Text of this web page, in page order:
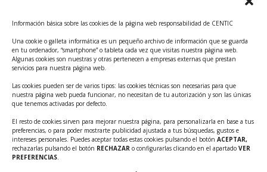
Información básica sobre las cookies de la página web responsabilidad de CENTIC
Una cookie o galleta informática es un pequeño archivo de información que se guarda
en tu ordenador, “smartphone” o tableta cada vez que visitas nuestra página web.
Algunas cookies son nuestras y otras pertenecen a empresas externas que prestan
servicios para nuestra página web.
Las cookies pueden ser de varios tipos: las cookies técnicas son necesarias para que
nuestra página web pueda funcionar, no necesitan de tu autorización y son las únicas
que tenemos activadas por defecto.
El resto de cookies sirven para mejorar nuestra página, para personalizarla en base a tus
preferencias, o para poder mostrarte publicidad ajustada a tus búsquedas, gustos e
intereses personales. Puedes aceptar todas estas cookies pulsando el botón ACEPTAR,
rechazarlas pulsando el botón RECHAZAR o configurarlas clicando en el apartado VER
PREFERENCIAS.
Tecnológicos 2ª ed.
Ayudas INFO para el apoyo a las empresas
innovadoras con potencial tecnológico y escalables
Convocatoria Cheque de Innovación. Ayudas INFO
para la contratación de servicios de Innovación y
Competitividad
Cheque Inversión del INFO. Ayudas para la
contratación de servicios de Innovación y
Competitividad para apoyar rondas de financiación.